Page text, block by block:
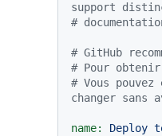
support
#
# GitHub
# Pour
# Vous
changer sans
name: Deploy